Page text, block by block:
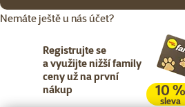
Nemáte ještě u nás účet?
Registrujte se
a využijte nižší family
ceny už na první
nákup
10 %
sleva